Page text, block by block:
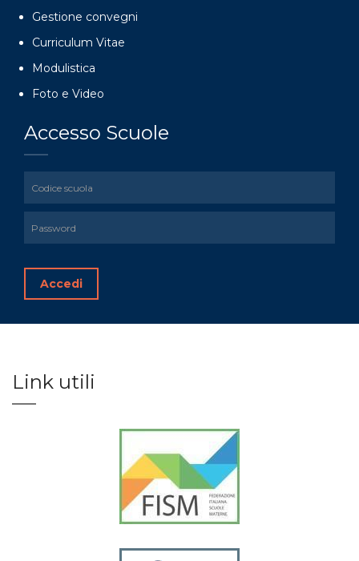
Gestione convegni
Curriculum Vitae
Modulistica
Foto e Video
Accesso Scuole
Accedi
Link utili